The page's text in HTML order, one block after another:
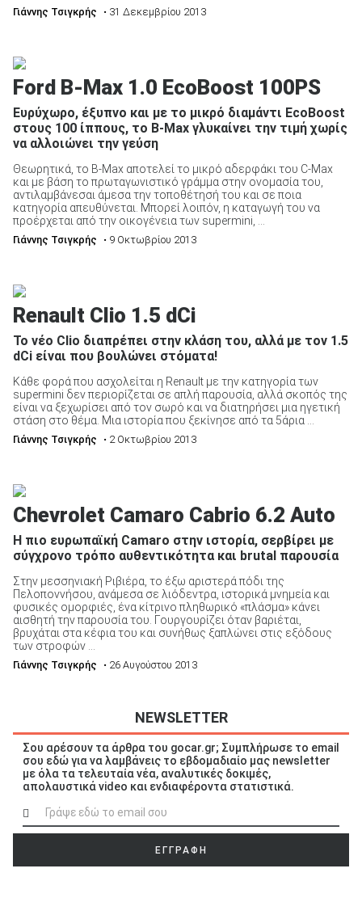
Γιάννης Τσιγκρής • 31 Δεκεμβρίου 2013
Ford B-Max 1.0 EcoBoost 100PS
Ευρύχωρο, έξυπνο και με το μικρό διαμάντι EcoBoost
στους 100 ίππους, το B-Max γλυκαίνει την τιμή χωρίς
να αλλοιώνει την γεύση
Θεωρητικά, το B-Max αποτελεί το μικρό αδερφάκι του C-Max
και με βάση το πρωταγωνιστικό γράμμα στην ονομασία του,
αντιλαμβάνεσαι άμεσα την τοποθέτησή του και σε ποια
κατηγορία απευθύνεται. Μπορεί λοιπόν, η καταγωγή του να
προέρχεται από την οικογένεια των supermini, ...
Γιάννης Τσιγκρής • 9 Οκτωβρίου 2013
Renault Clio 1.5 dCi
Το νέο Clio διαπρέπει στην κλάση του, αλλά με τον 1.5
dCi είναι που βουλώνει στόματα!
Κάθε φορά που ασχολείται η Renault με την κατηγορία των
supermini δεν περιορίζεται σε απλή παρουσία, αλλά σκοπός της
είναι να ξεχωρίσει από τον σωρό και να διατηρήσει μια ηγετική
στάση στο θέμα. Μια ιστορία που ξεκίνησε από τα 5άρια ...
Γιάννης Τσιγκρής • 2 Οκτωβρίου 2013
Chevrolet Camaro Cabrio 6.2 Auto
Η πιο ευρωπαϊκή Camaro στην ιστορία, σερβίρει με
σύγχρονο τρόπο αυθεντικότητα και brutal παρουσία
Στην μεσσηνιακή Ριβιέρα, το έξω αριστερά πόδι της
Πελοποννήσου, ανάμεσα σε λιόδεντρα, ιστορικά μνημεία και
φυσικές ομορφιές, ένα κίτρινο πληθωρικό «πλάσμα» κάνει
αισθητή την παρουσία του. Γουργουρίζει όταν βαριέται,
βρυχάται στα κέφια του και συνήθως ξαπλώνει στις εξόδους
των στροφών ...
Γιάννης Τσιγκρής • 26 Αυγούστου 2013
NEWSLETTER
Σου αρέσουν τα άρθρα του gocar.gr; Συμπλήρωσε το email
σου εδώ για να λαμβάνεις το εβδομαδιαίο μας newsletter
με όλα τα τελευταία νέα, αναλυτικές δοκιμές,
απολαυστικά video και ενδιαφέροντα στατιστικά.
ΕΓΓΡΑΦΗ